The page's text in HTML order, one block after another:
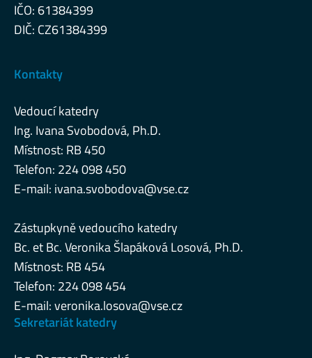
IČO: 61384399
DIČ: CZ61384399
Kontakty
Vedoucí katedry
Ing. Ivana Svobodová, Ph.D.
Místnost: RB 450
Telefon: 224 098 450
E-mail: ivana.svobodova@vse.cz
Zástupkyně vedoucího katedry
Bc. et Bc. Veronika Šlapáková Losová, Ph.D.
Místnost: RB 454
Telefon: 224 098 454
E-mail:veronika.losova@vse.cz
Sekretariát katedry